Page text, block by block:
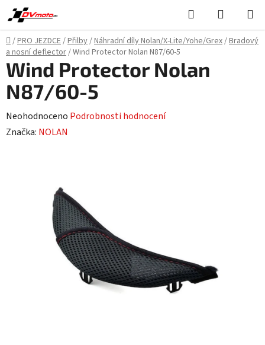
Přejít
na
obsah
Hledat
KOŠÍK
Domů
/PRO JEZDCE/Přilby/Náhradní díly Nolan/X-Lite/Yohe/Grex/Bradový
a nosní deflector/Wind Protector Nolan N87/60-5
Wind Protector Nolan
N87/60-5
Průměrné
hodnocení
Neohodnoceno Podrobnosti hodnocení
Značka: NOLAN